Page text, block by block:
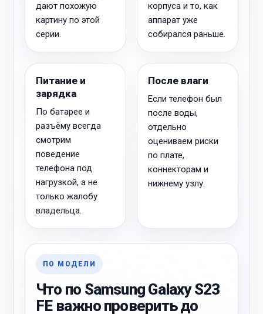
дают похожую
картину по этой
серии.
корпуса и то, как
аппарат уже
собирался раньше.
Питание и
зарядка
По батарее и
разъёму всегда
смотрим
поведение
телефона под
нагрузкой, а не
только жалобу
владельца.
После влаги
Если телефон был
после воды,
отдельно
оцениваем риски
по плате,
коннекторам и
нижнему узлу.
ПО МОДЕЛИ
Что по Samsung Galaxy S23
FE важно проверить до